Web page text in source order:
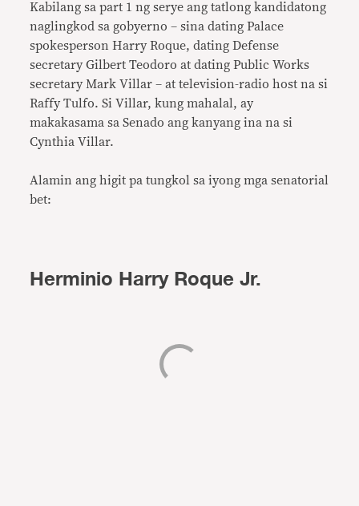
Kabilang sa part 1 ng serye ang tatlong kandidatong
naglingkod sa gobyerno – sina dating Palace
spokesperson Harry Roque, dating Defense
secretary Gilbert Teodoro at dating Public Works
secretary Mark Villar – at television-radio host na si
Raffy Tulfo. Si Villar, kung mahalal, ay
makakasama sa Senado ang kanyang ina na si
Cynthia Villar.
Alamin ang higit pa tungkol sa iyong mga senatorial
bet:
Herminio Harry Roque Jr.